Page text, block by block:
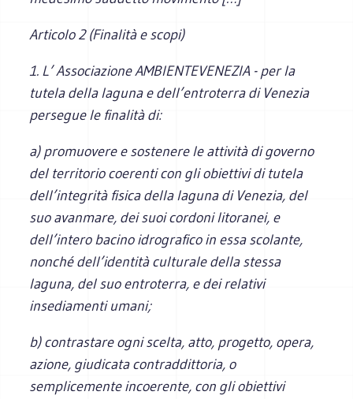
Articolo 2 (Finalità e scopi)
1. L’ Associazione AMBIENTEVENEZIA - per la
tutela della laguna e dell’entroterra di Venezia
persegue le finalità di:
a) promuovere e sostenere le attività di governo
del territorio coerenti con gli obiettivi di tutela
dell’integrità fisica della laguna di Venezia, del
suo avanmare, dei suoi cordoni litoranei, e
dell’intero bacino idrografico in essa scolante,
nonché dell’identità culturale della stessa
laguna, del suo entroterra, e dei relativi
insediamenti umani;
b) contrastare ogni scelta, atto, progetto, opera,
azione, giudicata contraddittoria, o
semplicemente incoerente, con gli obiettivi